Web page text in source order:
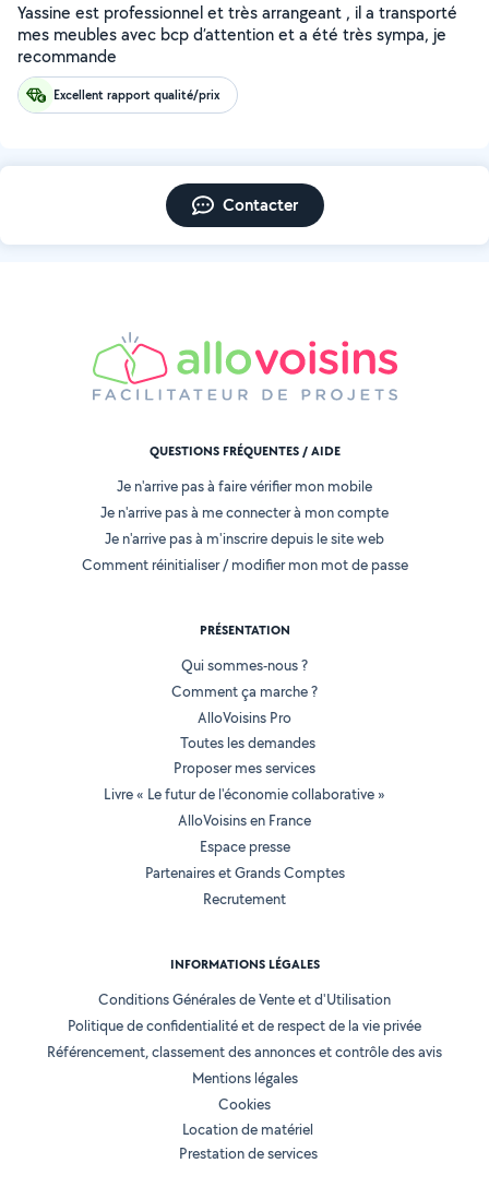
Yassine est professionnel et très arrangeant , il a transporté
mes meubles avec bcp d’attention et a été très sympa, je
recommande
Excellent rapport qualité/prix
Contacter
QUESTIONS FRÉQUENTES / AIDE
Je n'arrive pas à faire vérifier mon mobile
Je n'arrive pas à me connecter à mon compte
Je n'arrive pas à m'inscrire depuis le site web
Comment réinitialiser / modifier mon mot de passe
PRÉSENTATION
Qui sommes-nous ?
Comment ça marche ?
AlloVoisins Pro
Toutes les demandes
Proposer mes services
Livre « Le futur de l'économie collaborative »
AlloVoisins en France
Espace presse
Partenaires et Grands Comptes
Recrutement
INFORMATIONS LÉGALES
Conditions Générales de Vente et d'Utilisation
Politique de confidentialité et de respect de la vie privée
Référencement, classement des annonces et contrôle des avis
Mentions légales
Cookies
Location de matériel
Prestation de services